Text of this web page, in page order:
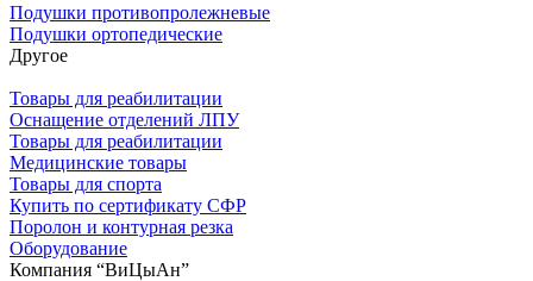
Подушки противопролежневые
Подушки ортопедические
Другое
Товары для реабилитации
Оснащение отделений ЛПУ
Товары для реабилитации
Медицинские товары
Товары для спорта
Купить по сертификату СФР
Поролон и контурная резка
Оборудование
Компания “ВиЦыАн”